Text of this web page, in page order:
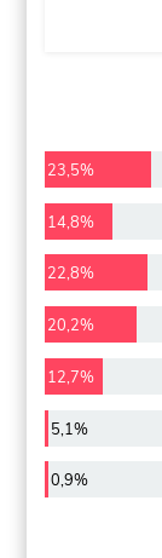
23,5%
14,8%
22,8%
20,2%
12,7%
5,1%
0,9%